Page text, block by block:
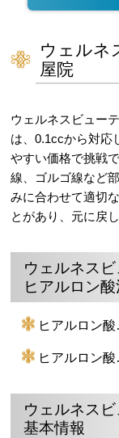
ウェルネ
屋院
ウェルネスビュー
は、0.1ccから対応
やすい価格で挑戦
線、ゴルゴ線など
みに合わせて適切
とがあり、元に戻
ウェルネス
ヒアルロン
ヒアルロン
ヒアルロン
ウェルネス
基本情報